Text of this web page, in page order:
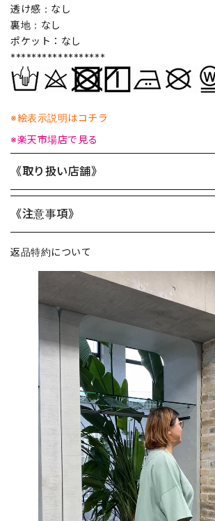
透け感：なし
裏地：なし
ポケット：なし
******************
※絵表示説明はコチラ
※楽天市場店で見る
《取り扱い店舗》
《注意事項》
返品特約について